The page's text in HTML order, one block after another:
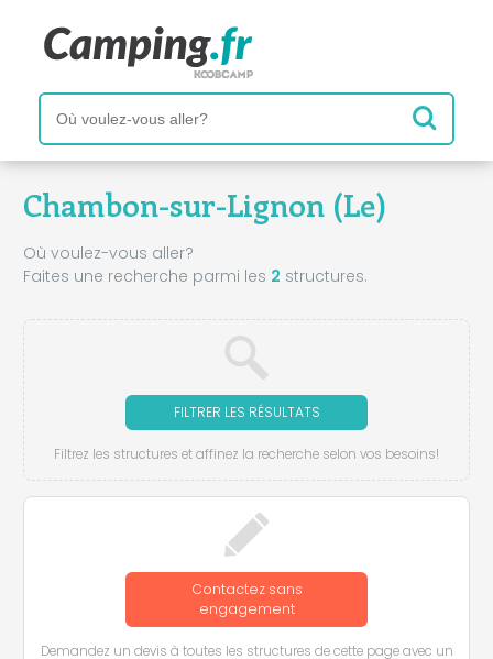
Chambon-sur-Lignon (Le)
Où voulez-vous aller?
Faites une recherche parmi les 2 structures.
FILTRER LES RÉSULTATS
Filtrez les structures et affinez la recherche selon vos besoins!
Contactez sans
engagement
Demandez un devis à toutes les structures de cette page avec un